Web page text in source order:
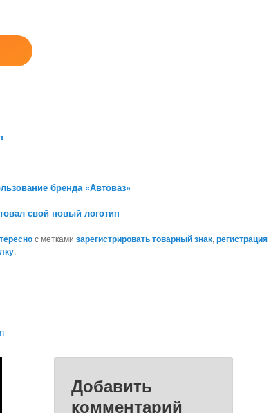
бренда «Автоваз»
свой новый логотип
с меткамизарегистрировать товарный знак,регистрация
.
Добавить
комментарий